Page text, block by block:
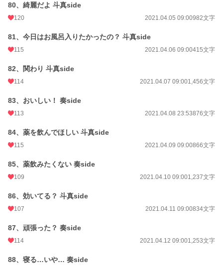
80、綺麗だよ 斗真side
120 2021.04.05 09:00982文字
81、今日はお風呂入りたかったの？ 斗真side
115 2021.04.06 09:00415文字
82、関わり 斗真side
114 2021.04.07 09:001,456文字
83、おいしい！ 奏side
113 2021.04.08 23:53876文字
84、薬を飲んでほしい 斗真side
115 2021.04.09 09:00866文字
85、薬飲みたくない 奏side
109 2021.04.10 09:001,237文字
86、効いてる？ 斗真side
107 2021.04.11 09:00834文字
87、頑張った？ 奏side
114 2021.04.12 09:001,253文字
88、寝る…いや… 奏side